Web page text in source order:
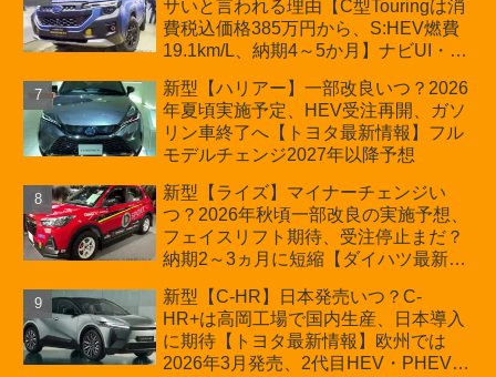
サいと言われる理由【C型Touringは消
費税込価格385万円から、S:HEV燃費
19.1km/L、納期4～5か月】ナビUI・冬
カーオブザイヤーとJNCAP大賞受賞後
も残る注意点
新型【ハリアー】一部改良いつ？2026
年夏頃実施予定、HEV受注再開、ガソ
リン車終了へ【トヨタ最新情報】フル
モデルチェンジ2027年以降予想
新型【ライズ】マイナーチェンジい
つ？2026年秋頃一部改良の実施予想、
フェイスリフト期待、受注停止まだ？
納期2～3ヵ月に短縮【ダイハツ最新情
180.07～244.2万円、値上げ約8～10万
円、法規対応、ハイブリッド4WD追加
まだ、フルモデルチェンジはトヨタが
介入か
新型【C-HR】日本発売いつ？C-
HR+は高岡工場で国内生産、日本導入
に期待【トヨタ最新情報】欧州では
2026年3月発売、2代目HEV・PHEVは